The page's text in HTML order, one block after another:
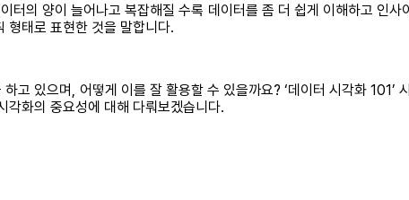
터의 양이 늘어나고 복잡해질 수록 데이터를 좀 더 쉽게 이해하고 인
형태로 표현한 것을 말합니다.
고 있으며, 어떻게 이를 잘 활용할 수 있을까요? ‘데이터 시각화
각화의 중요성에 대해 다뤄보겠습니다.